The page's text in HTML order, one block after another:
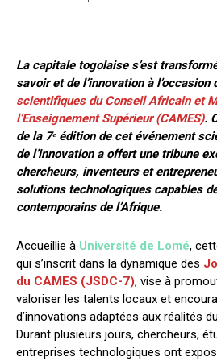
La capitale togolaise s’est
savoir et de l’innovation à l’occasion
scientifiques du Conseil Africain et
l’Enseignement Supérieur (CAMES).
de la 7ᵉ édition de cet événement
de l’innovation a offert une tribune
chercheurs, inventeurs et
solutions technologiques capables
contemporains de l’Afrique.
Accueillie à Université de Lomé,
qui s’inscrit dans la dynamique des
du CAMES (JSDC-7), vise à
valoriser les talents locaux et
d’innovations adaptées aux réalités
Durant plusieurs jours, chercheurs,
entreprises technologiques ont